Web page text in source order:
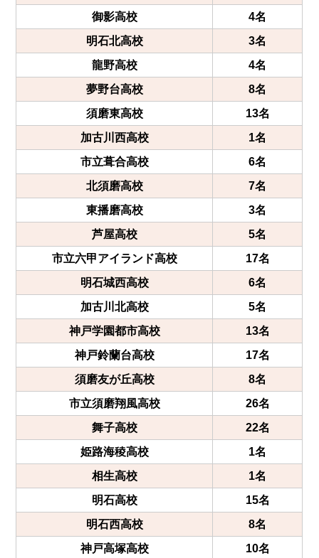
御影高校
4名
明石北高校
3名
龍野高校
4名
夢野台高校
8名
須磨東高校
13名
加古川西高校
1名
市立葺合高校
6名
北須磨高校
7名
東播磨高校
3名
芦屋高校
5名
市立六甲アイランド高校
17名
明石城西高校
6名
加古川北高校
5名
神戸学園都市高校
13名
神戸鈴蘭台高校
17名
須磨友が丘高校
8名
市立須磨翔風高校
26名
舞子高校
22名
姫路海稜高校
1名
相生高校
1名
明石高校
15名
明石西高校
8名
神戸高塚高校
10名